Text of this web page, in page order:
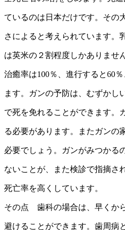
ているのは日本だけです。その
さによると考えられています。
は英米の２割程度しかありませ
治癒率は100％、進行すると60
ます。ガンの予防は、むずかし
で死を免れることができます。
る必要があります。またガンの
必要でしょう。ガンがみつかる
ないことが、また検診で指摘さ
死亡率を高くしています。
その点 歯科の場合は、早くか
避けることができます。歯周病